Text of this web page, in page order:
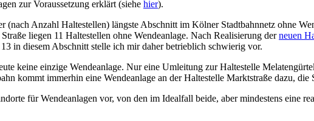
zur Voraussetzung erklärt (siehe hier).
(nach Anzahl Haltestellen) längste Abschnitt im Kölner Stadtbahnnetz ohne
liegen 11 Haltestellen ohne Wendeanlage. Nach Realisierung derneuen
in diesem Abschnitt stelle ich mir daher betrieblich schwierig vor.
keine einzige Wendeanlage. Nur eine Umleitung zur Haltestelle
kommt immerhin eine Wendeanlage an der Haltestelle Marktstraße dazu,
für Wendeanlagen vor, von den im Idealfall beide, aber mindestens eine